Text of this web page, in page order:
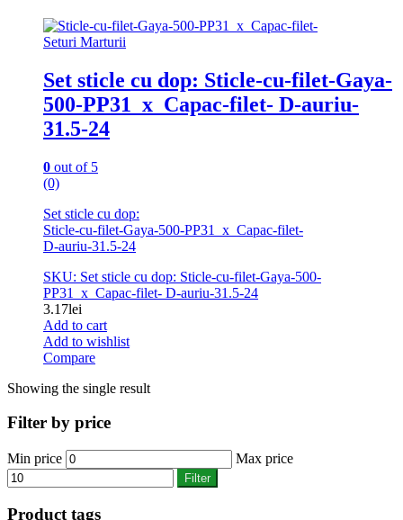
Seturi Marturii
Set sticle cu dop: Sticle-cu-filet-Gaya-
500-PP31_x_Capac-filet- D-auriu-
31.5-24
0 out of 5
(0)
Set sticle cu dop:
Sticle-cu-filet-Gaya-500-PP31_x_Capac-filet-
D-auriu-31.5-24
SKU: Set sticle cu dop: Sticle-cu-filet-Gaya-500-
PP31_x_Capac-filet- D-auriu-31.5-24
3.17lei
Add to cart
Add to wishlist
Compare
Showing the single result
Filter by price
Min price Max price
Filter
Product tags